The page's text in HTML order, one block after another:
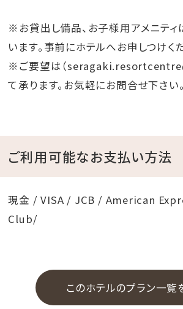
※お貸出し備品、お子様用アメニティ
います。事前にホテルへお申しつけく
※ご要望は（
て承ります。お気軽にお問合せ下さい。
ご利用可能なお支払い方法
現金 / VISA / JCB / American
Club/
このホテルのプラン一覧